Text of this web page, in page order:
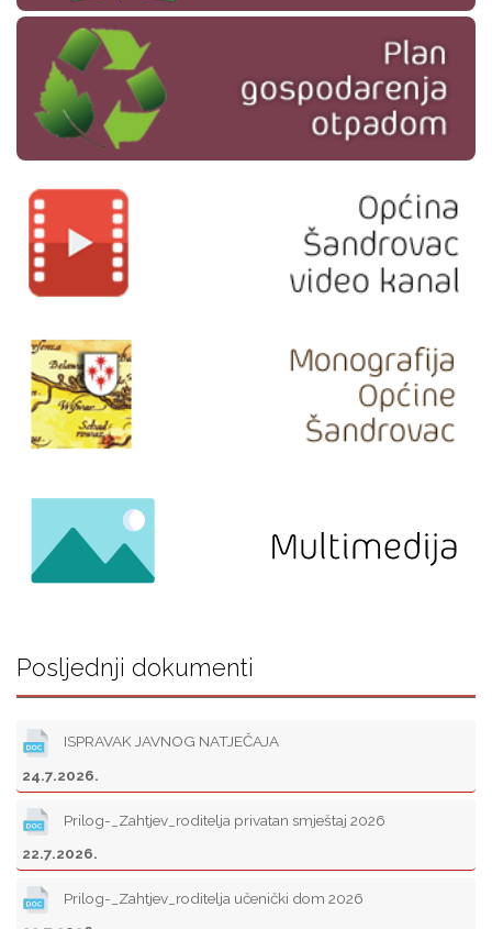
Posljednji dokumenti
ISPRAVAK JAVNOG NATJEČAJA
24.7.2026.
Prilog-_Zahtjev_roditelja privatan smještaj 2026
22.7.2026.
Prilog-_Zahtjev_roditelja učenički dom 2026